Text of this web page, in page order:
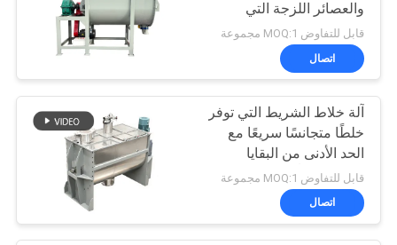
آلة خلاط الشريط
آلة النخل المسحوق
43
والعصائر اللزجة التي
تضمن مزيج موحد وشامل
للمواد
قابل للتفاوض MOQ:1 مجموعة
اتصال
آلة خلاط الشريط التي توفر
خلطًا متجانسًا سريعًا مع
الحد الأدنى من البقايا
وتنظيفًا سهلًا للمواد
المختلفة
قابل للتفاوض MOQ:1 مجموعة
اتصال